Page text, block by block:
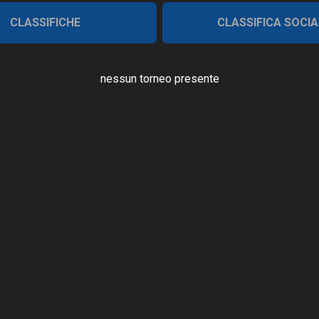
CLASSIFICHE CLASSIFICA
nessun torneo presente